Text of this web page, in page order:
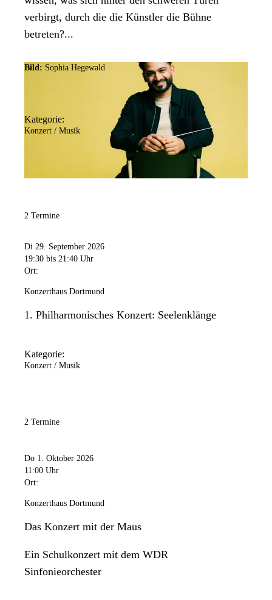
verbirgt, durch die die Künstler die Bühne
betreten?...
Bild: Sophia Hegewald
Kategorie:
Konzert / Musik
2 Termine
Di 29. September 2026
19:30 bis 21:40 Uhr
Ort:
Konzerthaus Dortmund
1. Philharmonisches Konzert: Seelenklänge
Kategorie:
Konzert / Musik
2 Termine
Do 1. Oktober 2026
11:00 Uhr
Ort:
Konzerthaus Dortmund
Das Konzert mit der Maus
Ein Schulkonzert mit dem WDR
Sinfonieorchester